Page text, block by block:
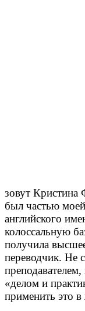
зовут Кристина
был частью
английского
колоссальную
получила
переводчик. Не
«делом и
применить это